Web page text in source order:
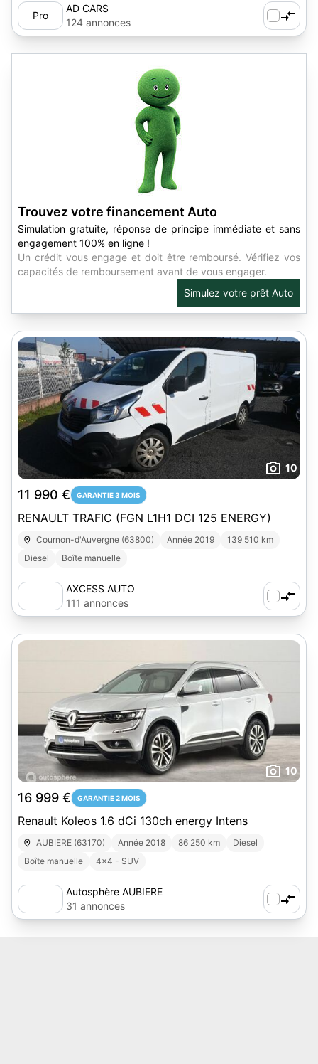
Pro
AD CARS
124 annonces
Trouvez votre financement Auto
Simulation gratuite, réponse de principe immédiate et sans
engagement 100% en ligne !
Un crédit vous engage et doit être remboursé. Vérifiez vos
capacités de remboursement avant de vous engager.
Simulez votre prêt Auto
10
11 990 € GARANTIE 3 MOIS
RENAULT TRAFIC (FGN L1H1 DCI 125 ENERGY)
Cournon-d'Auvergne (63800) Année 2019
139 510 km
Diesel
Boîte manuelle
AXCESS AUTO
111 annonces
10
16 999 € GARANTIE 2 MOIS
Renault Koleos 1.6 dCi 130ch energy Intens
AUBIERE (63170) Année 2018 86 250 km
Diesel
Boîte manuelle
4x4 - SUV
Autosphère AUBIERE
31 annonces